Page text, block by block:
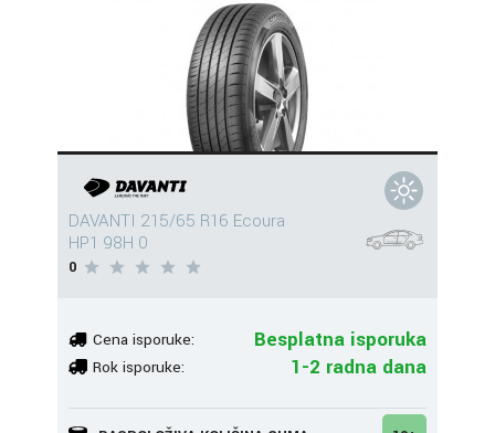
DAVANTI 215/65 R16 Ecoura
HP1 98H 0
0
Cena isporuke: Besplatna isporuka
Rok isporuke: 1-2 radna dana